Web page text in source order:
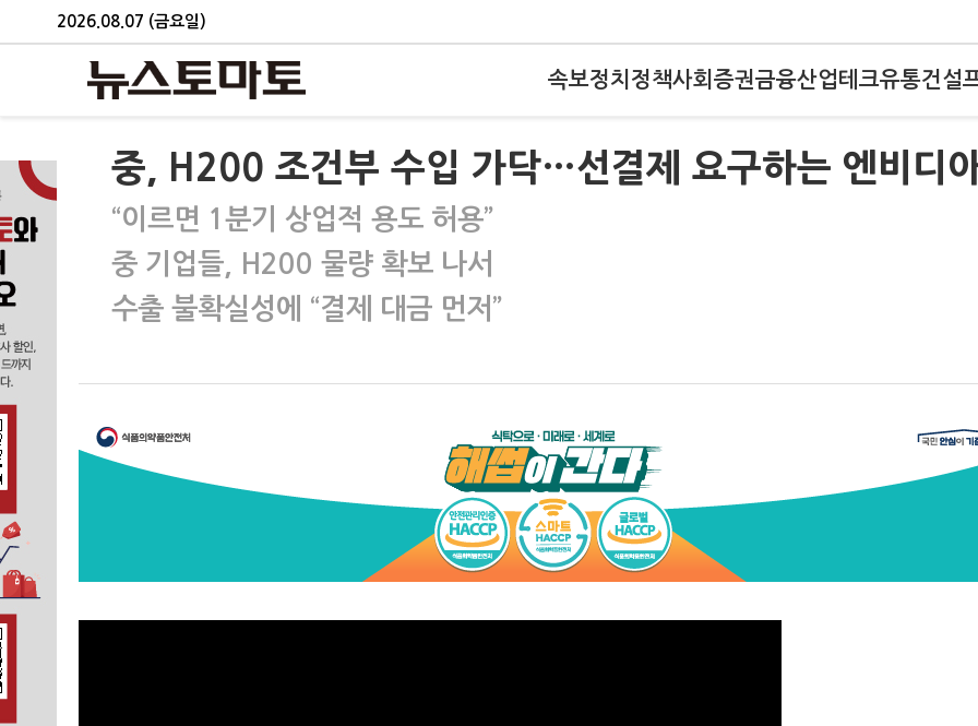
2026.08.07 (금요일)
속보정치 정책사회 증권금융산업테크유통건설
중, H200 조건부 수입 가닥…선결제 요구하는 엔비디
“이르면 1분기 상업적 용도 허용”
중 기업들, H200 물량 확보 나서
수출 불확실성에 “결제 대금 먼저”